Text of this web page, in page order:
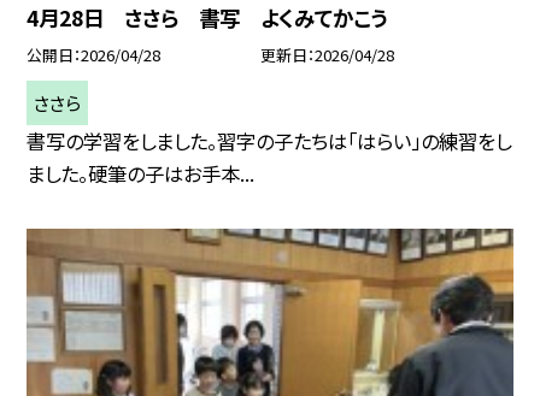
4月28日 ささら 書写 よくみてかこう
公開日 2026/04/28 更新日 2026/04/28
ささら
書写の学習をしました。習字の子たちは「はらい」の練習をし
ました。硬筆の子はお手本...